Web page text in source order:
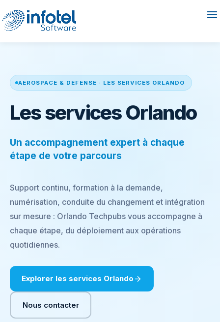
AEROSPACE & DEFENSE · LES SERVICES ORLANDO
Les services Orlando
Un accompagnement expert à chaque
étape de votre parcours
Support continu, formation à la demande,
numérisation, conduite du changement et intégration
sur mesure : Orlando Techpubs vous accompagne à
chaque étape, du déploiement aux opérations
quotidiennes.
Explorer les services Orlando
Nous contacter